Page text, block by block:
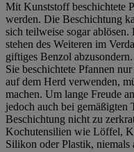
Mit Kunststoff beschichtete
werden. Die Beschichtung
sich teilweise sogar
stehen des Weiteren im
giftiges Benzol
Sie beschichtete Pfannen
auf dem Herd verwenden,
machen. Um lange Freude
jedoch auch bei gemäßigten
Beschichtung nicht zu
Kochutensilien wie Löffel,
Silikon oder Plastik, niemals